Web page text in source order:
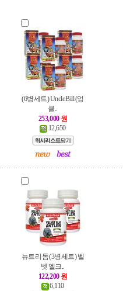
(6병세트) Uncle Bill (엉
클..
253,000 원
12,650
뉴트리돔 (3병세트) 벨
벳 엘크..
122,200 원
6,110